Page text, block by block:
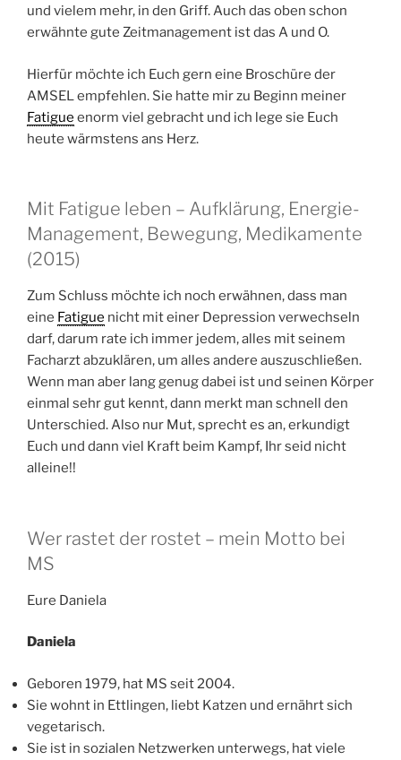
und vielem mehr, in den Griff. Auch das oben schon
erwähnte gute Zeitmanagement ist das A und O.
Hierfür möchte ich Euch gern eine Broschüre der
AMSEL empfehlen. Sie hatte mir zu Beginn meiner
Fatigue enorm viel gebracht und ich lege sie Euch
heute wärmstens ans Herz.
Mit Fatigue leben – Aufklärung, Energie-
Management, Bewegung, Medikamente
(2015)
Zum Schluss möchte ich noch erwähnen, dass man
eine Fatigue nicht mit einer Depression verwechseln
darf, darum rate ich immer jedem, alles mit seinem
Facharzt abzuklären, um alles andere auszuschließen.
Wenn man aber lang genug dabei ist und seinen Körper
einmal sehr gut kennt, dann merkt man schnell den
Unterschied. Also nur Mut, sprecht es an, erkundigt
Euch und dann viel Kraft beim Kampf, Ihr seid nicht
alleine!!
Wer rastet der rostet – mein Motto bei
MS
Eure Daniela
Daniela
Geboren 1979, hat MS seit 2004.
Sie wohnt in Ettlingen, liebt Katzen und ernährt sich
vegetarisch.
Sie ist in sozialen Netzwerken unterwegs, hat viele